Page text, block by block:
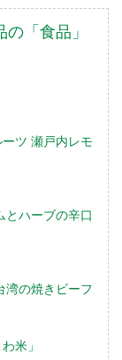
「食品」
ツ 瀬戸内レモ
とハーブの辛口
湾の焼きビーフ
米」